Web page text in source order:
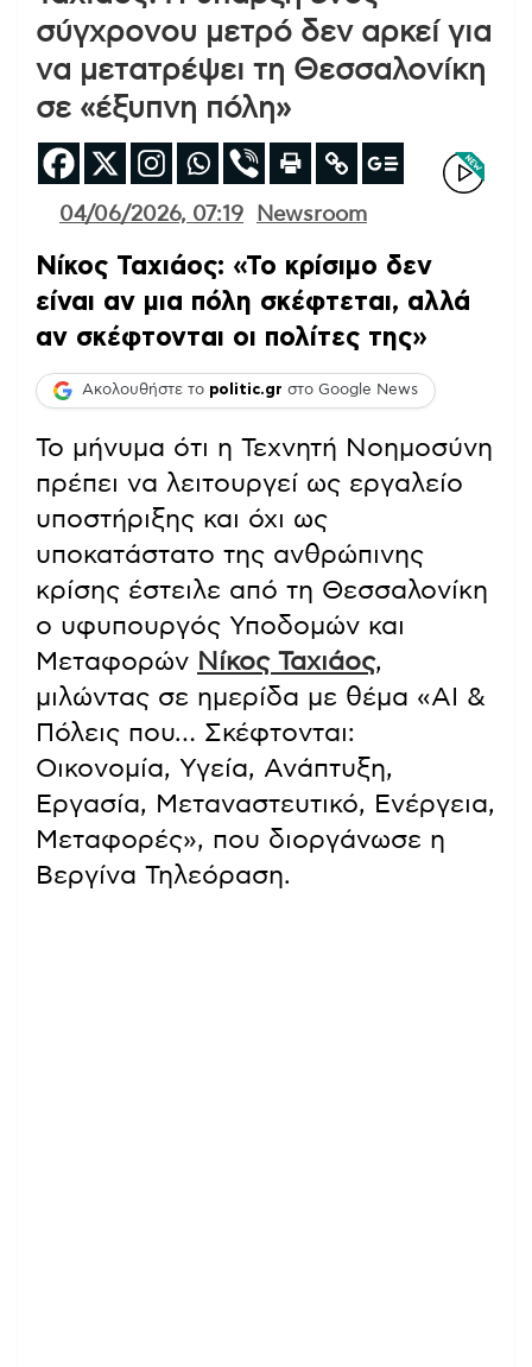
σύγχρονου μετρό δεν αρκεί για
να μετατρέψει τη Θεσσαλονίκη
σε «έξυπνη πόλη»
04/06/2026, 07:19 Newsroom
Νίκος Ταχιάος: «Το κρίσιμο δεν
είναι αν μια πόλη σκέφτεται, αλλά
αν σκέφτονται οι πολίτες της»
Ακολουθήστε το politic.gr στο Google News
Το μήνυμα ότι η Τεχνητή Νοημοσύνη
πρέπει να λειτουργεί ως εργαλείο
υποστήριξης και όχι ως
υποκατάστατο της ανθρώπινης
κρίσης έστειλε από τη Θεσσαλονίκη
ο υφυπουργός Υποδομών και
Μεταφορών Νίκος Ταχιάος,
μιλώντας σε ημερίδα με θέμα «AI &
Πόλεις που… Σκέφτονται:
Οικονομία, Υγεία, Ανάπτυξη,
Εργασία, Μεταναστευτικό, Ενέργεια,
Μεταφορές», που διοργάνωσε η
Βεργίνα Τηλεόραση.